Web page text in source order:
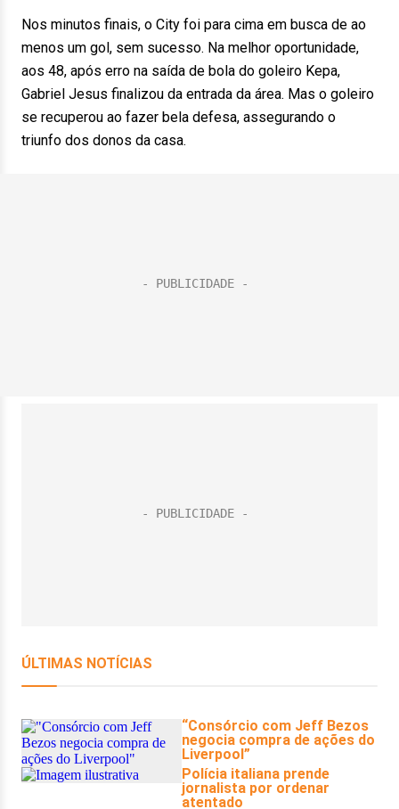
Nos minutos finais, o City foi para cima em busca de ao
menos um gol, sem sucesso. Na melhor oportunidade,
aos 48, após erro na saída de bola do goleiro Kepa,
Gabriel Jesus finalizou da entrada da área. Mas o goleiro
se recuperou ao fazer bela defesa, assegurando o
triunfo dos donos da casa.